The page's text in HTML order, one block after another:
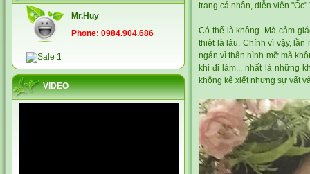
Mr.Huy
Phone: 0984.904.686
VIDEO
trang cá nhân, diễn viên
Có thể là không. Mà cảm
thiệt là lâu. Chính vì vậy, lần
ngán vì thân hình mỡ mà
khi đi làm... nhất là những
không kể xiết nhưng sự vất